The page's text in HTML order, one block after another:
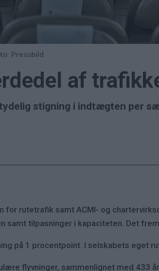
Pressbild
af
stigning i indtægten per
for rutetrafik samt ACMI- og
samt tilpasninger i kapaciteten. Det
på 1 procentpoint. I selskabets eget
flyvninger, sammenlignet med 433